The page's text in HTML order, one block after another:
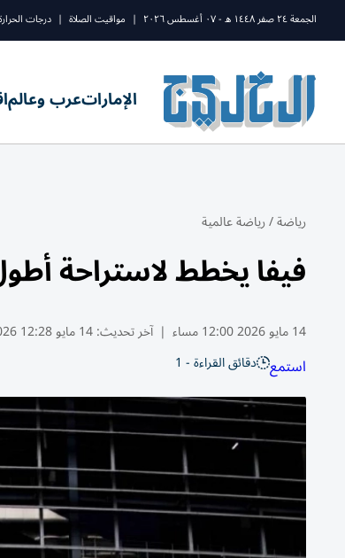
الجمعة ٢٤ صفر ١٤٤٨ ه - ٠٧ أغسطس ٢٠٢٦ | مواقيت الصلاة | درجات
الإماراتعرب وعالم
رياضة/رياضة عالمية
فيفا يخطط لاستراحة
14 مايو 2026 12:00 مساء | آخر تحديث:14 مايو 12:28 2026
استمع دقائق القراءة - 1